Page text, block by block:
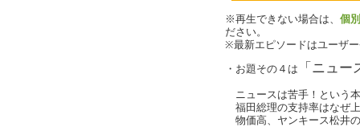
※再生できない場合は、 個
ださい。
※最新エピソードはユーザ
・お題その４は 「ニュ
ニュースは苦手！という
福田総理の支持率はなぜ
物価高、ヤンキース松井